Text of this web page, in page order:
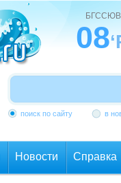
08
поиск по сайту в
Новости Справка